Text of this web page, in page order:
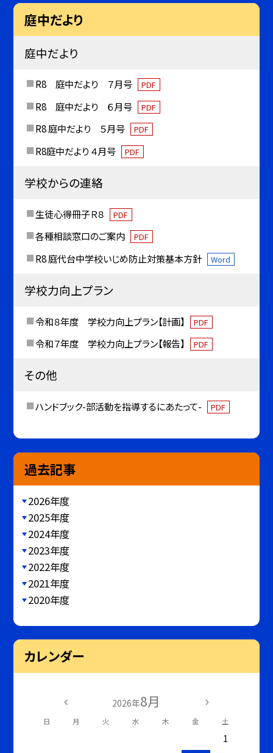
庭中だより
庭中だより
R8 庭中だより ７月号 PDF
R8 庭中だより ６月号 PDF
R8 庭中だより ５月号 PDF
R8庭中だより ４月号 PDF
学校からの連絡
生徒心得冊子Ｒ８ PDF
各種相談窓口のご案内 PDF
R8 庭代台中学校いじめ防止対策基本方針 Word
学校力向上プラン
令和８年度 学校力向上プラン【計画】 PDF
令和７年度 学校力向上プラン【報告】 PDF
その他
ハンドブック-部活動を指導するにあたって- PDF
過去記事
2026年度
2025年度
2024年度
2023年度
2022年度
2021年度
2020年度
カレンダー
2026年8月
日 月 火 水 木 金 土
1